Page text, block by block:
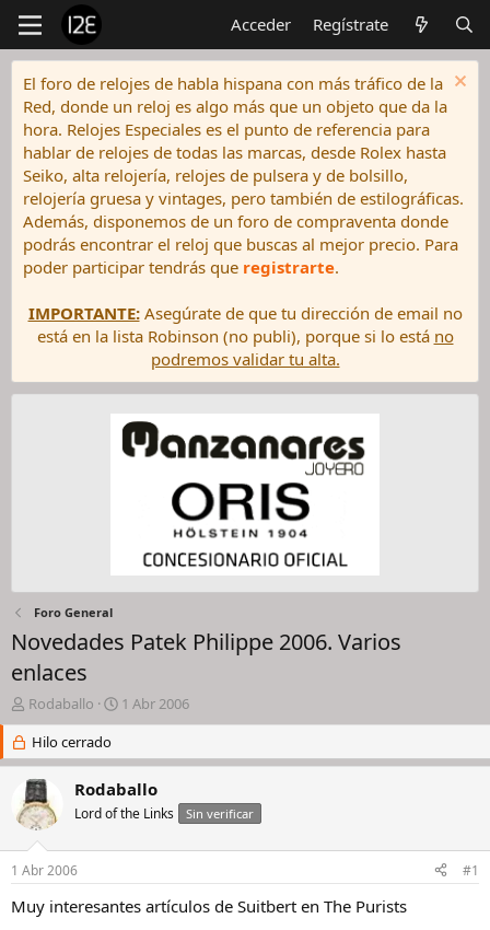
Acceder Regístrate
El foro de relojes de habla hispana con más tráfico de la
Red, donde un reloj es algo más que un objeto que da la
hora. Relojes Especiales es el punto de referencia para
hablar de relojes de todas las marcas, desde Rolex hasta
Seiko, alta relojería, relojes de pulsera y de bolsillo,
relojería gruesa y vintages, pero también de estilográficas.
Además, disponemos de un foro de compraventa donde
podrás encontrar el reloj que buscas al mejor precio. Para
poder participar tendrás que registrarte.
IMPORTANTE:Asegúrate de que tu dirección de email no
está en la lista Robinson (no publi), porque si lo está no
podremos validar tu alta.
Foro General
Novedades Patek Philippe 2006. Varios
enlaces
I
n
c
i
a
d
o
r
d
e
l
Rodaballo
F
e
h
d
e
i
c
i
1 Abr 2006
Hilo cerrado
Rodaballo
Lord of the Links Sin verificar
1 Abr 2006 #1
Muy interesantes artículos de Suitbert en The Purists